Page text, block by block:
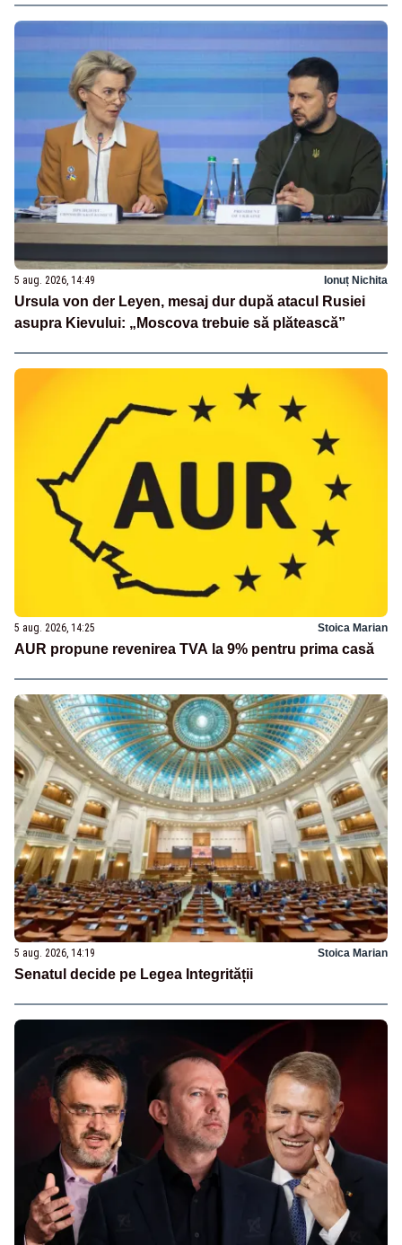
5 aug. 2026, 14:49 Ionuț Nichita
Ursula von der Leyen, mesaj dur după atacul Rusiei
asupra Kievului: „Moscova trebuie să plătească”
5 aug. 2026, 14:25 Stoica Marian
AUR propune revenirea TVA la 9% pentru prima casă
5 aug. 2026, 14:19 Stoica Marian
Senatul decide pe Legea Integrității